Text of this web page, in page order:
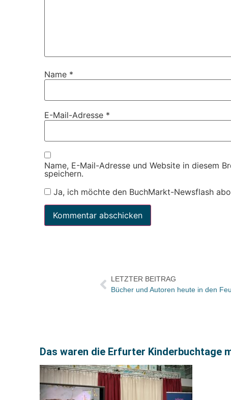
Name *
E-Mail-Adresse *
Name, E-Mail-Adresse und Website in diesem
speichern.
Ja, ich möchte den BuchMarkt-Newsflash
LETZTER BEITRAG
Das waren die Erfurter Kinderbuchtage